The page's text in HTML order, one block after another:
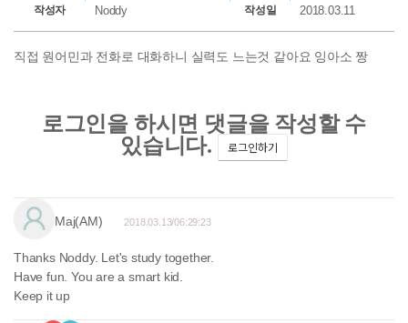
작성자 Noddy 작성일 2018.03.11
직접 원어민과 전화로 대화하니 실력도 느는것 같아요 잉아소 짱